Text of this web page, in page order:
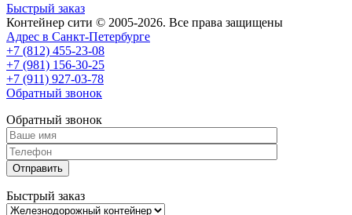
Быстрый заказ
Контейнер сити © 2005-2026. Все права защищены
Адрес в Санкт-Петербурге
+7 (812) 455-23-08
+7 (981) 156-30-25
+7 (911) 927-03-78
Обратный звонок
Обратный звонок
Быстрый заказ